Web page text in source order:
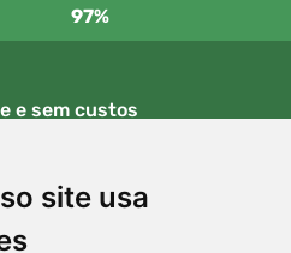
site usa
97%
e sem custos
superiores a 80 EUR
gratuitas
sua encomenda em qualquer